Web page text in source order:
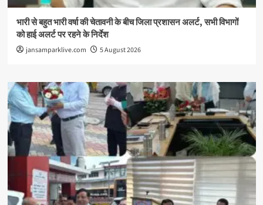
भारी से बहुत भारी वर्षा की चेतावनी के बीच जिला प्रशासन अलर्ट, सभी विभागों
को हाई अलर्ट पर रहने के निर्देश
jansamparklive.com 5 August 2026